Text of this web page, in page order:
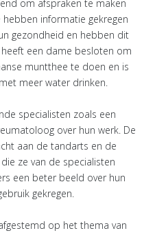
om afspraken te maken
informatie gekregen
gezondheid en hebben dit
een dame besloten om
muntthee te doen en is
meer water drinken.
specialisten zoals een
over hun werk. De
aan de tandarts en de
ze van de specialisten
een beter beeld over hun
gekregen.
op het thema van